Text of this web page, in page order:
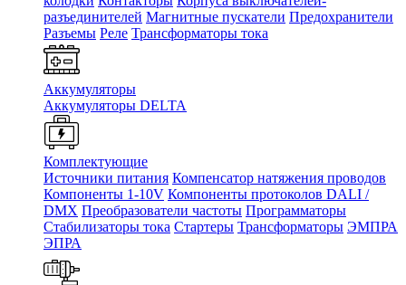
разъединителей Магнитные пускатели Предохранители
Разъемы Реле Трансформаторы тока
Аккумуляторы
Аккумуляторы DELTA
Комплектующие
Источники питания Компенсатор натяжения проводов
Компоненты 1-10V Компоненты протоколов DALI /
DMX Преобразователи частоты Программаторы
Стабилизаторы тока Стартеры Трансформаторы ЭМПРА
ЭПРА